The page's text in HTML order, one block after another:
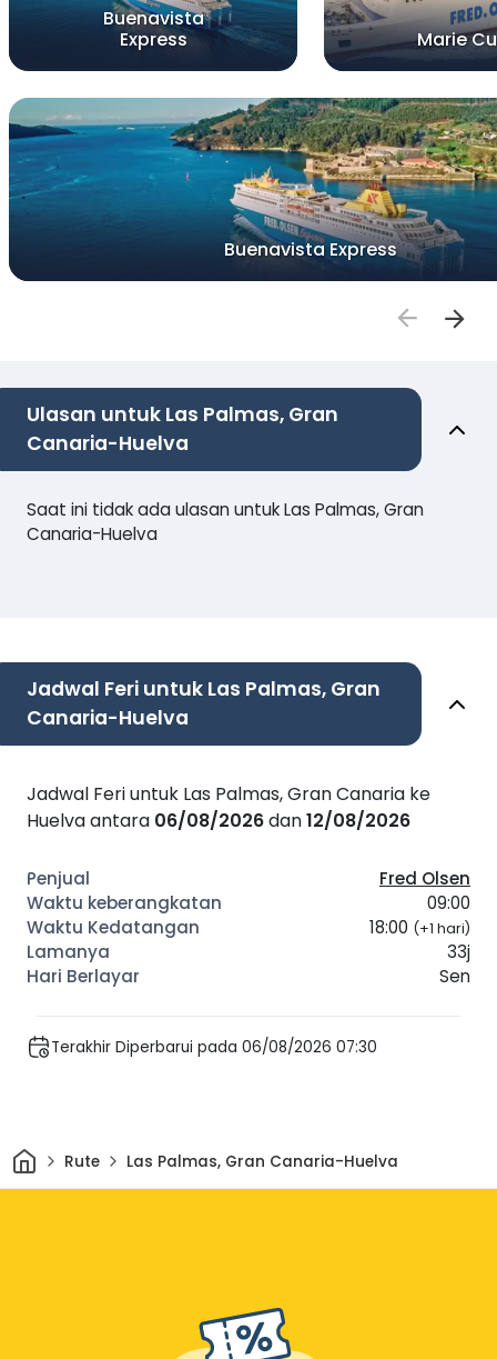
Buenavista
Express
Marie
Buenavista Express
Ulasan untuk Las Palmas, Gran
Canaria-Huelva
Saat ini tidak ada ulasan untuk Las Palmas, Gran
Canaria-Huelva
Jadwal Feri untuk Las Palmas, Gran
Canaria-Huelva
Jadwal Feri untuk Las Palmas, Gran Canaria ke
Huelva antara 06/08/2026dan12/08/2026
Fred Olsen
09:00
18:00 (+1 hari)
33j
Sen
Terakhir Diperbarui pada 06/08/2026 07:30
Rumah
Rute Las Palmas, Gran Canaria-Huelva